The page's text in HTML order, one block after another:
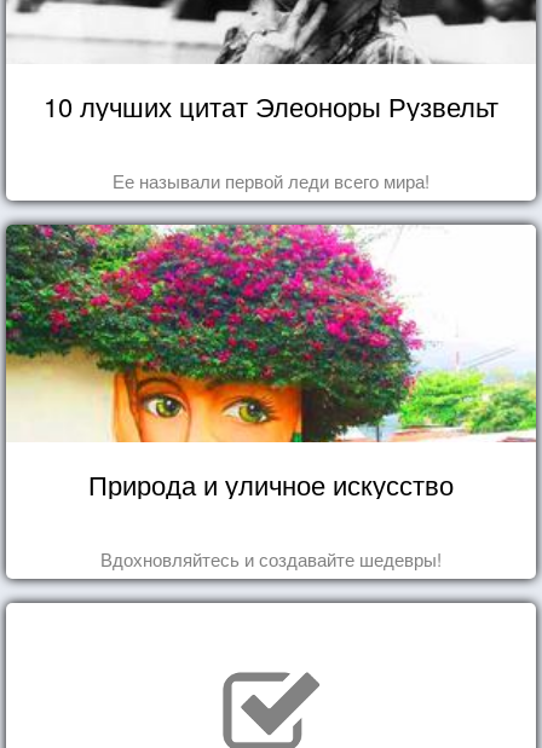
10 лучших цитат Элеоноры Рузвельт
Ее называли первой леди всего мира!
Природа и уличное искусство
Вдохновляйтесь и создавайте шедевры!